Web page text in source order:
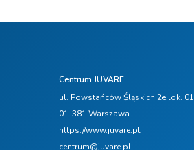
Centrum JUVARE
ul. Powstańców Śląskich 2e lok. 01
01-381 Warszawa
https://www.juvare.pl
centrum@juvare.pl